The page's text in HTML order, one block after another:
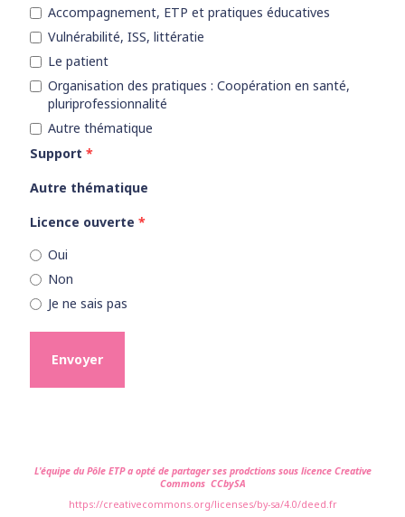
Accompagnement, ETP et pratiques éducatives
Vulnérabilité, ISS, littératie
Le patient
Organisation des pratiques : Coopération en santé,
pluriprofessionnalité
Autre thématique
Support *
Autre thématique
Licence ouverte *
Oui
Non
Je ne sais pas
Envoyer
L'équipe du Pôle ETP a opté de partager ses prodctions sous licence Creative
Commons CCbySA
https://creativecommons.org/licenses/by-sa/4.0/deed.fr